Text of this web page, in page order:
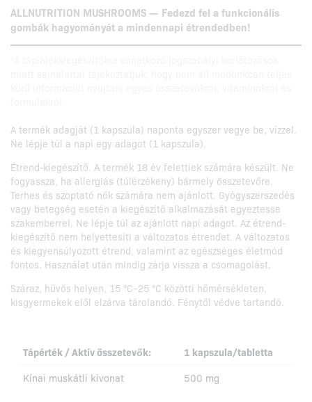
ALLNUTRITION MUSHROOMS — Fedezd fel a funkcionális
gombák hagyományát a mindennapi étrendedben!
A termék adagját (1 kapszula) naponta egyszer vegye be, vízzel.
Ne lépje túl a napi egy adagot (1 kapszula).
Étrend-kiegészítő. A termék 18 év felettiek számára készült. Ne
fogyassza, ha allergiás (túlérzékeny) bármely összetevőre.
Terhes és szoptató nők számára nem ajánlott. Gyógyszerszedés
vagy betegség esetén a kiegészítő alkalmazását egyeztesse
szakemberrel. Ne lépje túl az ajánlott napi adagot. Az étrend-
kiegészítő nem helyettesíti a változatos étrendet. A változatos
és kiegyensúlyozott étrend, valamint az egészséges életmód
fontos. Használat után mindig zárja vissza a csomagolást.
Száraz, hűvös helyen, 15 °C–25 °C közötti hőmérsékleten,
kisgyermekek elől elzárva tárolandó. Fénytől védve tartandó.
Tápérték / Aktív összetevők:
1 kapszula/tabletta
Kínai muskátli kivonat
500 mg